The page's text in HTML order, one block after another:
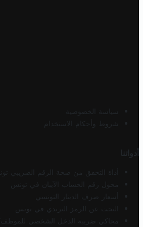
سياسة الخصوصية
شروط وأحكام الاستخدام
أدواتنا
أداة التحقق من صحة الرقم الضريبي
محول رقم الحساب الآيبان في تونس
أسعار صرف الدينار التونسي
البحث عن الرمز البريدي في تونس
محاكي ضريبة الدخل الشخصي للموظف/